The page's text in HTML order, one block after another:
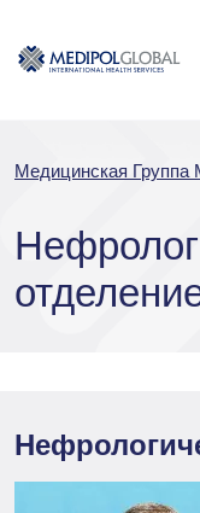
Медицинская Группа